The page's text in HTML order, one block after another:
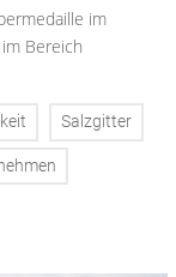
im
Bereich
Salzgitter